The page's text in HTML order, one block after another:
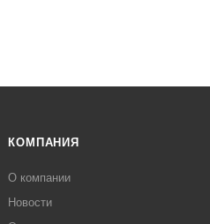
КОМПАНИЯ
О компании
Новости